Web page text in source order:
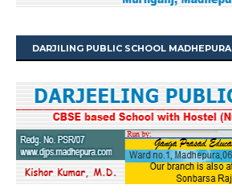
DARJILING PUBLIC SCHOOL MADHEPURA